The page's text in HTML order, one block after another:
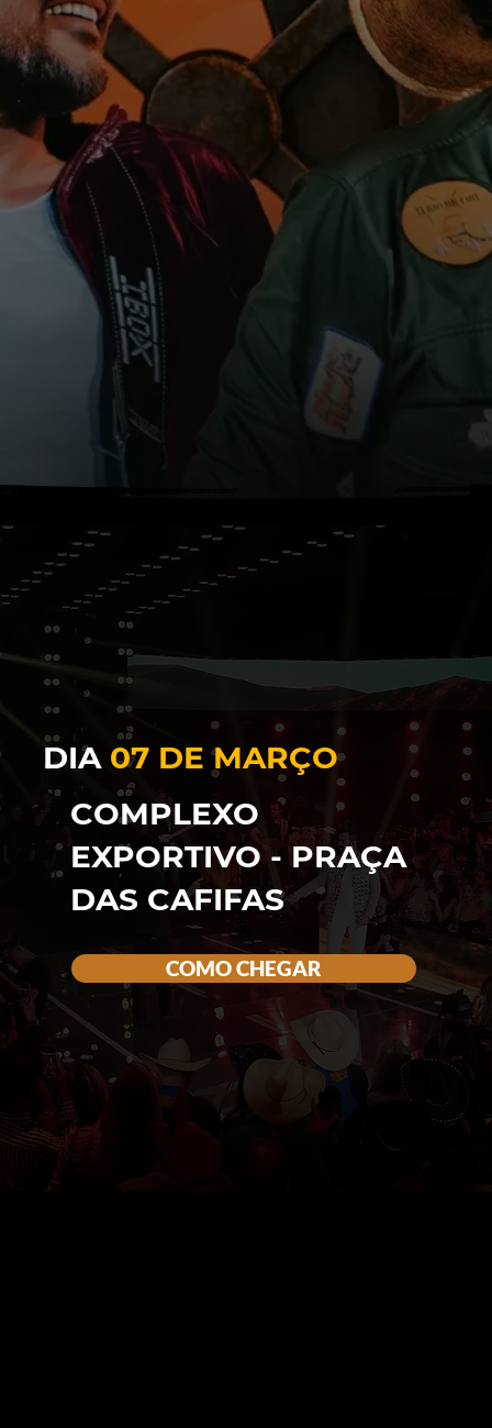
DIA 07 DE MARÇO
COMPLEXO
EXPORTIVO - PRAÇA
DAS CAFIFAS
COMO CHEGAR